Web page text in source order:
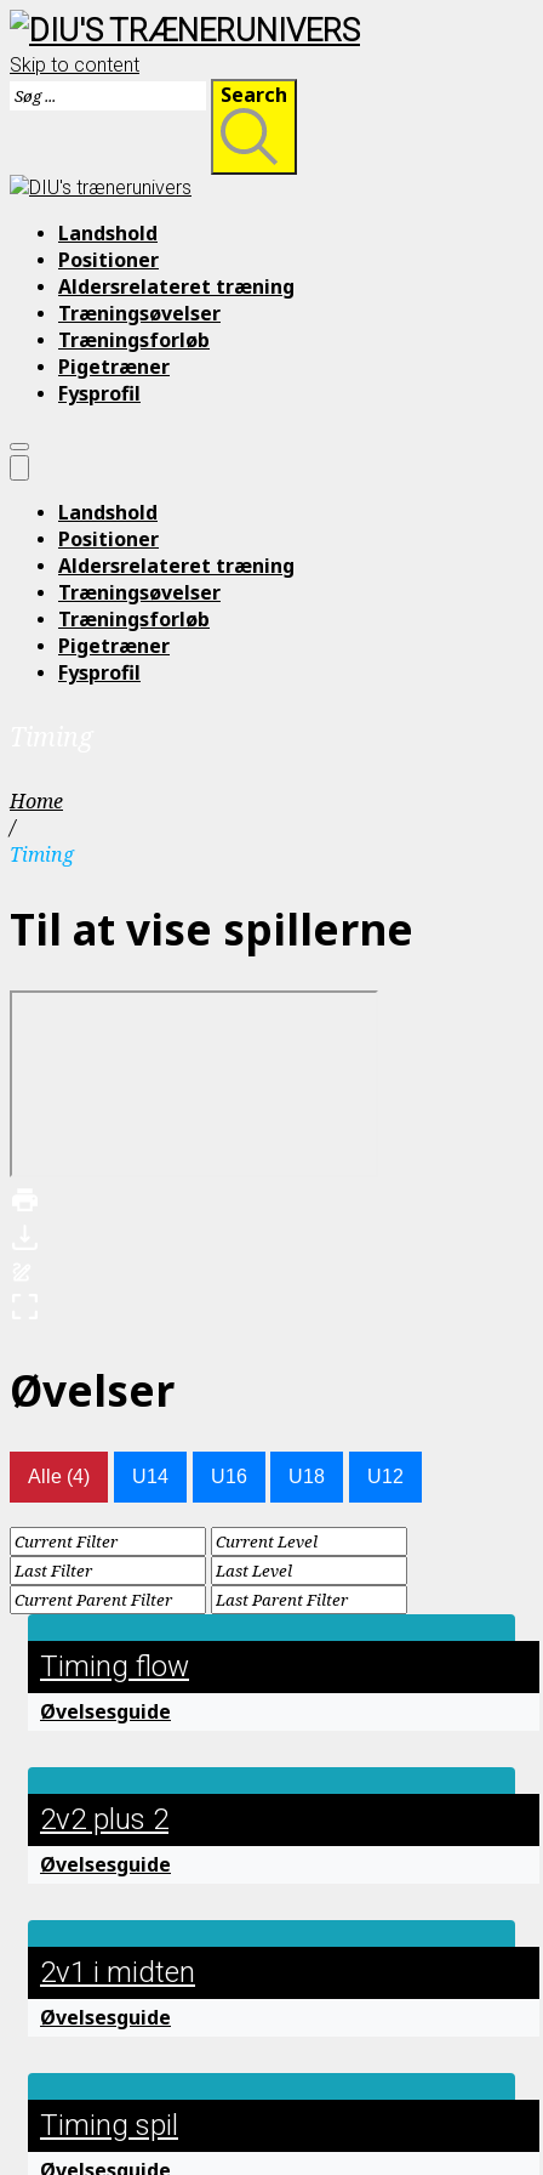
Skip to content
Search
Landshold
Positioner
Aldersrelateret træning
Træningsøvelser
Træningsforløb
Pigetræner
Fysprofil
Landshold
Positioner
Aldersrelateret træning
Træningsøvelser
Træningsforløb
Pigetræner
Fysprofil
Home
/
Timing
Til at vise spillerne
Øvelser
Alle (4) U14 U16 U18 U12
Timing flow
Øvelsesguide
2v2 plus 2
Øvelsesguide
2v1 i midten
Øvelsesguide
Timing spil